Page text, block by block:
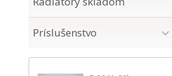
Príslušenstvo